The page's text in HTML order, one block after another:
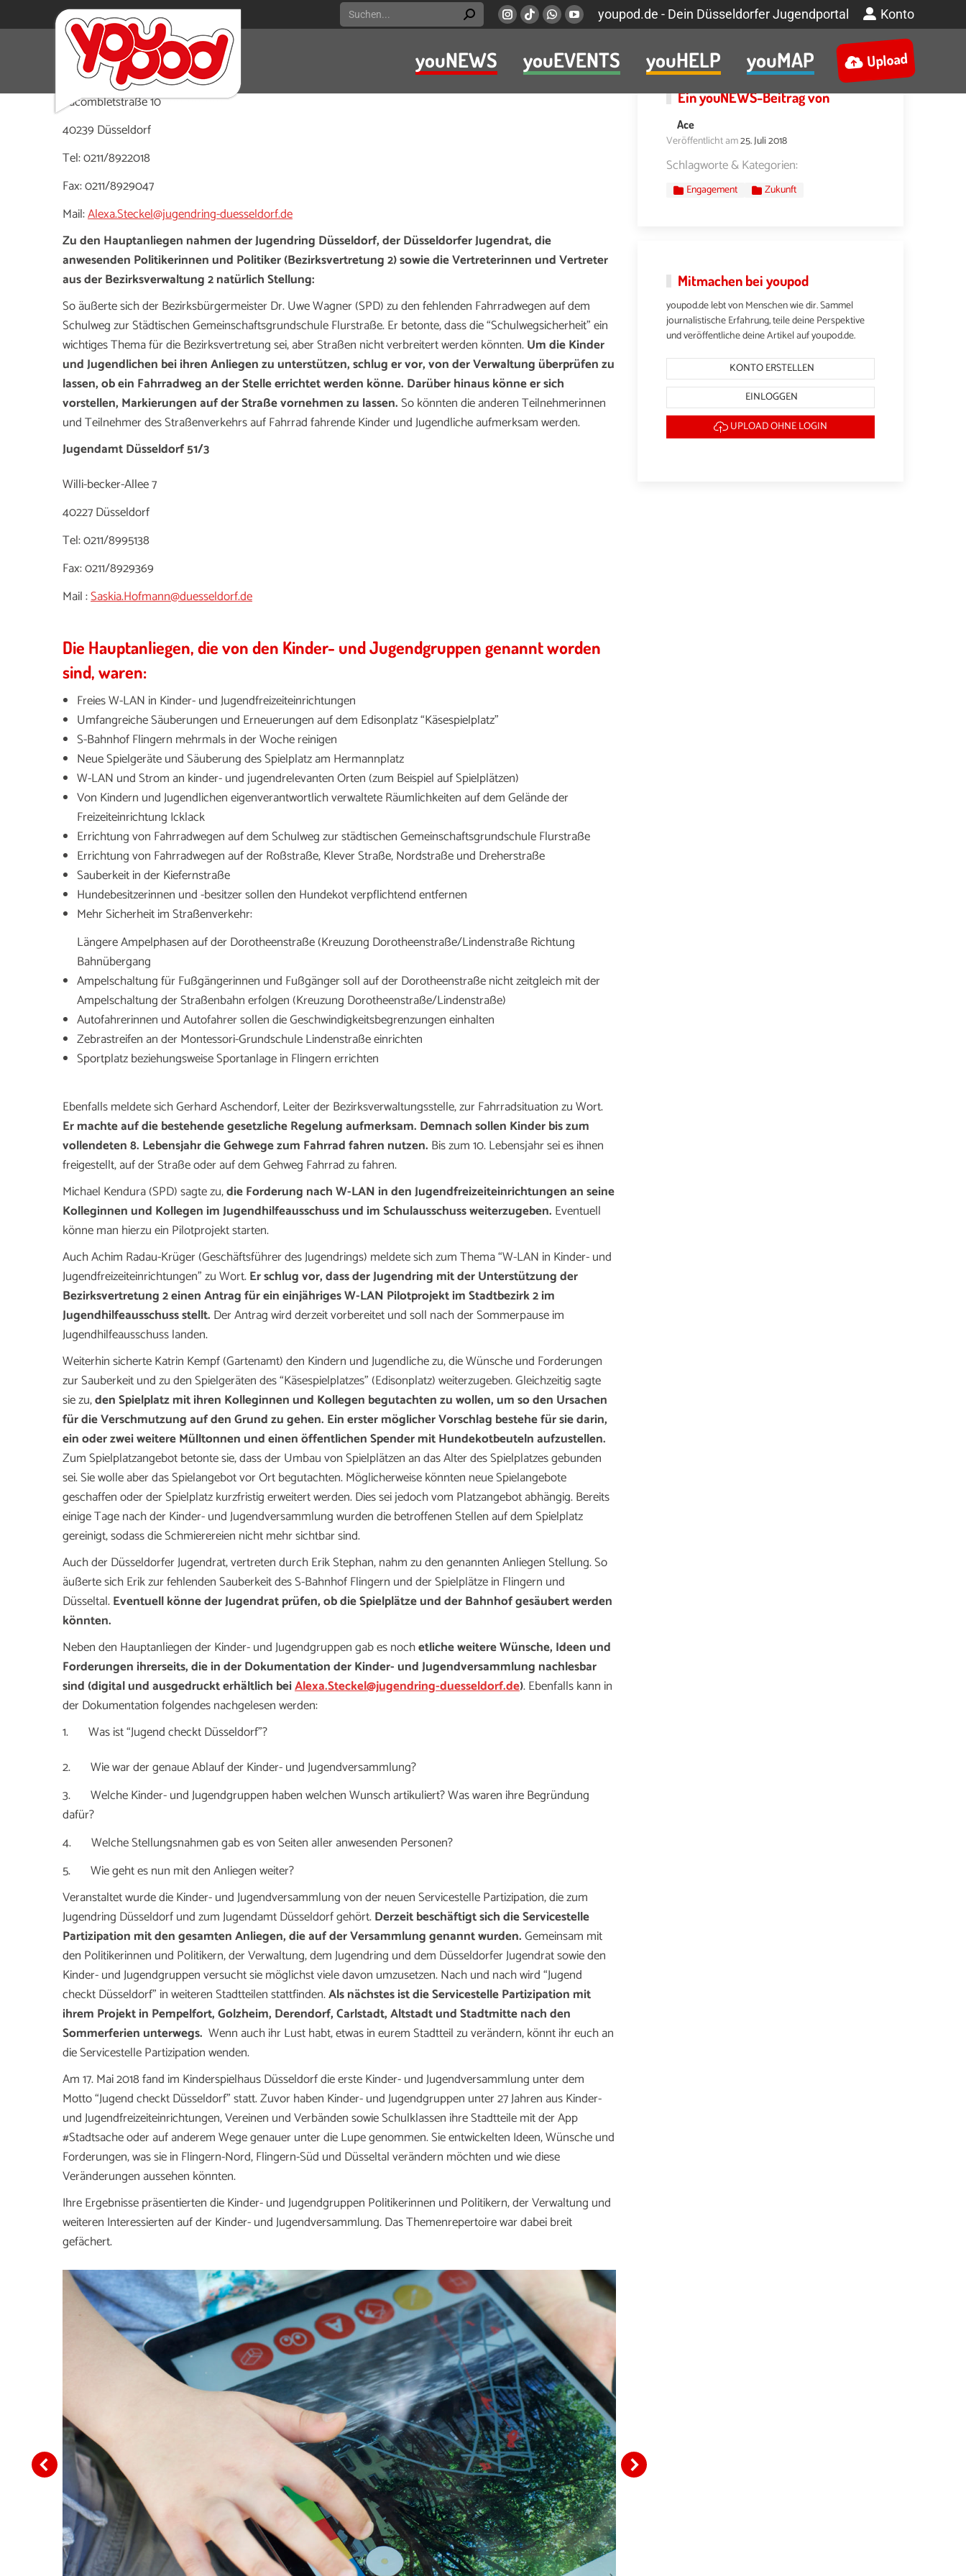
Search:
Instagram
opens
new
Viber
opens
in
new
Whatsapp
opens
in
new
YouTube
opens
in
new
youpod.de - Dein Düsseldorfer Jugendportal Konto
youNEWS youEVENTS youHELP youMAP Upload
c/o Jugendring Düsseldorf
Lacombletstraße 10
40239 Düsseldorf
Tel: 0211/8922018
Fax: 0211/8929047
Mail:Alexa.Steckel@jugendring-duesseldorf.de
Zu den Hauptanliegen nahmen der Jugendring Düsseldorf, der Düsseldorfer Jugendrat, die
anwesenden Politikerinnen und Politiker (Bezirksvertretung 2) sowie die Vertreterinnen und Vertreter
aus der Bezirksverwaltung 2 natürlich Stellung:
So äußerte sich der Bezirksbürgermeister Dr. Uwe Wagner (SPD) zu den fehlenden Fahrradwegen auf dem
Schulweg zur Städtischen Gemeinschaftsgrundschule Flurstraße. Er betonte, dass die “Schulwegsicherheit” ein
wichtiges Thema für die Bezirksvertretung sei, aber Straßen nicht verbreitert werden könnten.Um die Kinder
und Jugendlichen bei ihren Anliegen zu unterstützen, schlug er vor, von der Verwaltung überprüfen zu
lassen, ob ein Fahrradweg an der Stelle errichtet werden könne. Darüber hinaus könne er sich
vorstellen, Markierungen auf der Straße vornehmen zu lassen.So könnten die anderen Teilnehmerinnen
und Teilnehmer des Straßenverkehrs auf Fahrrad fahrende Kinder und Jugendliche aufmerksam werden.
Jugendamt Düsseldorf 51/3
Willi-becker-Allee 7
40227 Düsseldorf
Tel: 0211/8995138
Fax: 0211/8929369
Mail :Saskia.Hofmann@duesseldorf.de
Die Hauptanliegen, die von den Kinder- und Jugendgruppen genannt worden
sind, waren:
Freies W-LAN in Kinder- und Jugendfreizeiteinrichtungen
Umfangreiche Säuberungen und Erneuerungen auf dem Edisonplatz “Käsespielplatz”
S-Bahnhof Flingern mehrmals in der Woche reinigen
Neue Spielgeräte und Säuberung des Spielplatz am Hermannplatz
W-LAN und Strom an kinder- und jugendrelevanten Orten (zum Beispiel auf Spielplätzen)
Von Kindern und Jugendlichen eigenverantwortlich verwaltete Räumlichkeiten auf dem Gelände der
Freizeiteinrichtung Icklack
Errichtung von Fahrradwegen auf dem Schulweg zur städtischen Gemeinschaftsgrundschule Flurstraße
Errichtung von Fahrradwegen auf der Roßstraße, Klever Straße, Nordstraße und Dreherstraße
Sauberkeit in der Kiefernstraße
Hundebesitzerinnen und -besitzer sollen den Hundekot verpflichtend entfernen
Mehr Sicherheit im Straßenverkehr:
Längere Ampelphasen auf der Dorotheenstraße (Kreuzung Dorotheenstraße/Lindenstraße Richtung
Bahnübergang
Ampelschaltung für Fußgängerinnen und Fußgänger soll auf der Dorotheenstraße nicht zeitgleich mit der
Ampelschaltung der Straßenbahn erfolgen (Kreuzung Dorotheenstraße/Lindenstraße)
Autofahrerinnen und Autofahrer sollen die Geschwindigkeitsbegrenzungen einhalten
Zebrastreifen an der Montessori-Grundschule Lindenstraße einrichten
Sportplatz beziehungsweise Sportanlage in Flingern errichten
Ebenfalls meldete sich Gerhard Aschendorf, Leiter der Bezirksverwaltungsstelle, zur Fahrradsituation zu Wort.
Er machte auf die bestehende gesetzliche Regelung aufmerksam. Demnach sollen Kinder bis zum
vollendeten 8. Lebensjahr die Gehwege zum Fahrrad fahren nutzen. Bis zum 10. Lebensjahr sei es ihnen
freigestellt, auf der Straße oder auf dem Gehweg Fahrrad zu fahren.
Michael Kendura (SPD) sagte zu,die Forderung nach W-LAN in den Jugendfreizeiteinrichtungen an seine
Kolleginnen und Kollegen im Jugendhilfeausschuss und im Schulausschuss weiterzugeben. Eventuell
könne man hierzu ein Pilotprojekt starten.
Auch Achim Radau-Krüger (Geschäftsführer des Jugendrings) meldete sich zum Thema “W-LAN in Kinder- und
Jugendfreizeiteinrichtungen” zu Wort.Er schlug vor, dass der Jugendring mit der Unterstützung der
Bezirksvertretung 2 einen Antrag für ein einjähriges W-LAN Pilotprojekt im Stadtbezirk 2 im
Jugendhilfeausschuss stellt. Der Antrag wird derzeit vorbereitet und soll nach der Sommerpause im
Jugendhilfeausschuss landen.
Weiterhin sicherte Katrin Kempf (Gartenamt) den Kindern und Jugendliche zu, die Wünsche und Forderungen
zur Sauberkeit und zu den Spielgeräten des “Käsespielplatzes” (Edisonplatz) weiterzugeben. Gleichzeitig sagte
sie zu,den Spielplatz mit ihren Kolleginnen und Kollegen begutachten zu wollen, um so den Ursachen
für die Verschmutzung auf den Grund zu gehen. Ein erster möglicher Vorschlag bestehe für sie darin,
ein oder zwei weitere Mülltonnen und einen öffentlichen Spender mit Hundekotbeuteln aufzustellen.
Zum Spielplatzangebot betonte sie, dass der Umbau von Spielplätzen an das Alter des Spielplatzes gebunden
sei. Sie wolle aber das Spielangebot vor Ort begutachten. Möglicherweise könnten neue Spielangebote
geschaffen oder der Spielplatz kurzfristig erweitert werden. Dies sei jedoch vom Platzangebot abhängig. Bereits
einige Tage nach der Kinder- und Jugendversammlung wurden die betroffenen Stellen auf dem Spielplatz
gereinigt, sodass die Schmierereien nicht mehr sichtbar sind.
Auch der Düsseldorfer Jugendrat, vertreten durch Erik Stephan, nahm zu den genannten Anliegen Stellung. So
äußerte sich Erik zur fehlenden Sauberkeit des S-Bahnhof Flingern und der Spielplätze in Flingern und
Düsseltal.Eventuell könne der Jugendrat prüfen, ob die Spielplätze und der Bahnhof gesäubert werden
könnten.
Neben den Hauptanliegen der Kinder- und Jugendgruppen gab es nochetliche weitere Wünsche, Ideen und
Forderungen ihrerseits, die in der Dokumentation der Kinder- und Jugendversammlung nachlesbar
sind (digital und ausgedruckt erhältlich beiAlexa.Steckel@jugendring-duesseldorf.de). Ebenfalls kann in
der Dokumentation folgendes nachgelesen werden:
1. Was ist “Jugend checkt Düsseldorf”?
2. Wie war der genaue Ablauf der Kinder- und Jugendversammlung?
3. Welche Kinder- und Jugendgruppen haben welchen Wunsch artikuliert? Was waren ihre Begründung
dafür?
4. Welche Stellungsnahmen gab es von Seiten aller anwesenden Personen?
5. Wie geht es nun mit den Anliegen weiter?
Veranstaltet wurde die Kinder- und Jugendversammlung von der neuen Servicestelle Partizipation, die zum
Jugendring Düsseldorf und zum Jugendamt Düsseldorf gehört.Derzeit beschäftigt sich die Servicestelle
Partizipation mit den gesamten Anliegen, die auf der Versammlung genannt wurden.Gemeinsam mit
den Politikerinnen und Politikern, der Verwaltung, dem Jugendring und dem Düsseldorfer Jugendrat sowie den
Kinder- und Jugendgruppen versucht sie möglichst viele davon umzusetzen. Nach und nach wird “Jugend
checkt Düsseldorf” in weiteren Stadtteilen stattfinden.Als nächstes ist die Servicestelle Partizipation mit
ihrem Projekt in Pempelfort, Golzheim, Derendorf, Carlstadt, Altstadt und Stadtmitte nach den
Sommerferien unterwegs. Wenn auch ihr Lust habt, etwas in eurem Stadtteil zu verändern, könnt ihr euch an
die Servicestelle Partizipation wenden.
Am 17. Mai 2018 fand im Kinderspielhaus Düsseldorf die erste Kinder- und Jugendversammlung unter dem
Motto “Jugend checkt Düsseldorf” statt. Zuvor haben Kinder- und Jugendgruppen unter 27 Jahren aus Kinder-
und Jugendfreizeiteinrichtungen, Vereinen und Verbänden sowie Schulklassen ihre Stadtteile mit der App
#Stadtsache oder auf anderem Wege genauer unter die Lupe genommen. Sie entwickelten Ideen, Wünsche und
Forderungen, was sie in Flingern-Nord, Flingern-Süd und Düsseltal verändern möchten und wie diese
Veränderungen aussehen könnten.
Ihre Ergebnisse präsentierten die Kinder- und Jugendgruppen Politikerinnen und Politikern, der Verwaltung und
weiteren Interessierten auf der Kinder- und Jugendversammlung. Das Themenrepertoire war dabei breit
gefächert.
EinyouNEWS-Beitrag von
Ace
Veröffentlicht am25. Juli 2018
Schlagworte & Kategorien:
Engagement Zukunft
Mitmachen bei youpod
youpod.de lebt von Menschen wie dir. Sammel
journalistische Erfahrung, teile deine Perspektive
und veröffentliche deine Artikel auf youpod.de.
KONTO ERSTELLEN
EINLOGGEN
UPLOAD OHNE LOGIN